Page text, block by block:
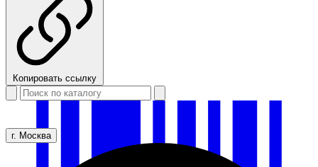
Копировать ссылку